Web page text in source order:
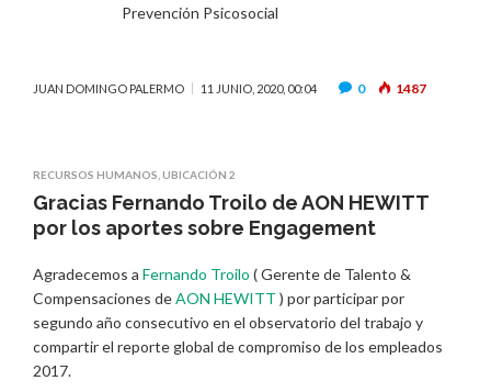
Prevención Psicosocial
JUAN DOMINGO PALERMO 11 JUNIO, 2020, 00:04 0 1487
RECURSOS HUMANOS UBICACIÓN 2
Gracias Fernando Troilo de AON HEWITT
por los aportes sobre Engagement
Agradecemos a Fernando Troilo ( Gerente de Talento &
Compensaciones deAON HEWITT ) por participar por
segundo año consecutivo en el observatorio del trabajo y
compartir el reporte global de compromiso de los empleados
2017.